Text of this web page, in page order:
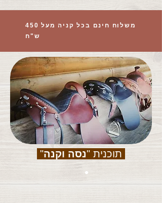
משלוח חינם בכל קניה מעל 450
ש"ח
תוכנית "נסה וקנה"